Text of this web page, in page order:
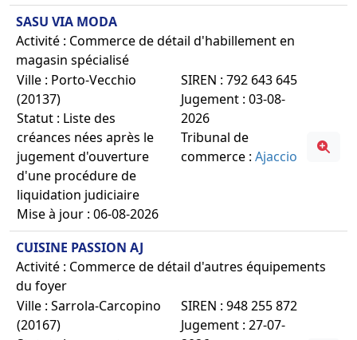
SASU VIA MODA
Activité : Commerce de détail d'habillement en
magasin spécialisé
Ville : Porto-Vecchio
(20137)
Statut : Liste des
créances nées après le
jugement d'ouverture
d'une procédure de
liquidation judiciaire
Mise à jour : 06-08-2026
SIREN : 792 643 645
Jugement : 03-08-
2026
Tribunal de
commerce :Ajaccio
CUISINE PASSION AJ
Activité : Commerce de détail d'autres équipements
du foyer
Ville : Sarrola-Carcopino
(20167)
SIREN : 948 255 872
Jugement : 27-07-